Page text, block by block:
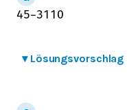
45−31 10
▾ Lösungsvorschlag